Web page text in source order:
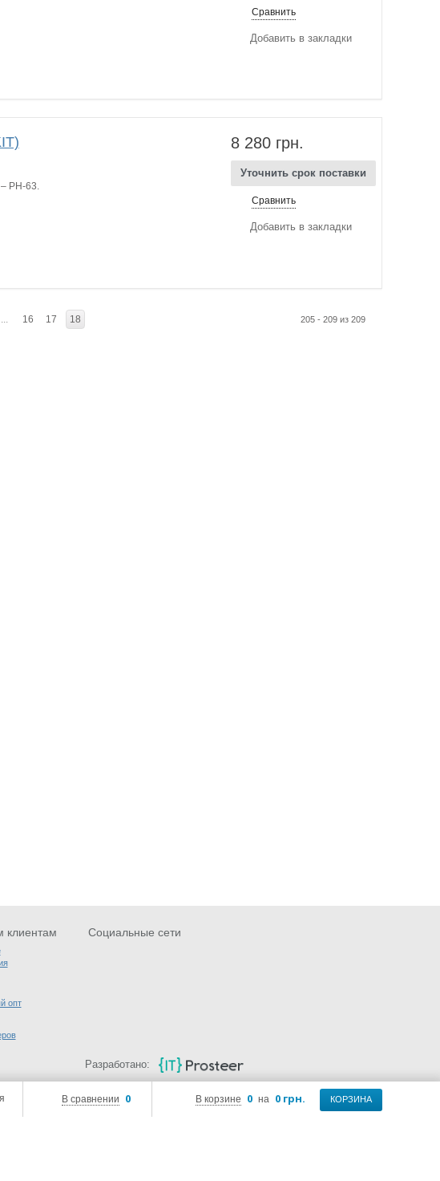
В корзине 0 на 0 грн. КОРЗИНА
В сравнении 0
Сравнить
Добавить в закладки
PH-63.
8 280 грн.
Уточнить срок поставки
Сравнить
Добавить в закладки
205 - 209 из 209
16 17 18
клиентам
опт
Социальные сети
Разработано: